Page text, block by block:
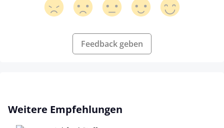
Feedback geben
Produktgalerie überspringen
Weitere Empfehlungen